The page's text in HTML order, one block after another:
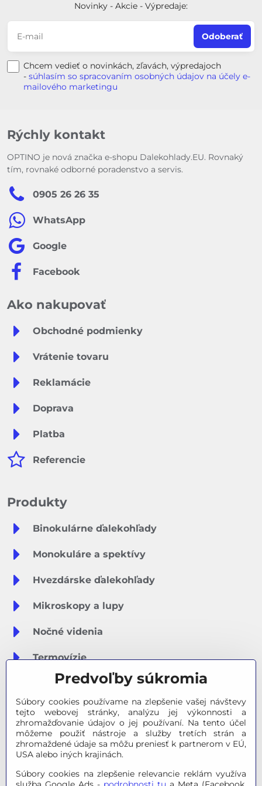
Novinky - Akcie - Výpredaje:
Odoberať
Chcem vedieť o novinkách, zľavách, výpredajoch
- súhlasím so spracovaním osobných údajov na účely e-
mailového marketingu
Rýchly kontakt
OPTINO je nová značka e-shopu Dalekohlady.EU. Rovnaký
tím, rovnaké odborné poradenstvo a servis.
0905 26 26 35
WhatsApp
Google
Facebook
Ako nakupovať
Obchodné podmienky
Vrátenie tovaru
Reklamácie
Doprava
Platba
Referencie
Produkty
Binokulárne ďalekohľady
Monokuláre a spektívy
Hvezdárske ďalekohľady
Mikroskopy a lupy
Nočné videnia
Termovízie
Meteostanice
Značky
Výpredaj
Tipy na darčeky
Predvoľby súkromia
Súbory cookies používame na zlepšenie vašej návštevy
tejto webovej stránky, analýzu jej výkonnosti a
zhromažďovanie údajov o jej používaní. Na tento účel
môžeme použiť nástroje a služby tretích strán a
zhromaždené údaje sa môžu preniesť k partnerom v EÚ,
USA alebo iných krajinách.
Súbory cookies na zlepšenie relevancie reklám využíva